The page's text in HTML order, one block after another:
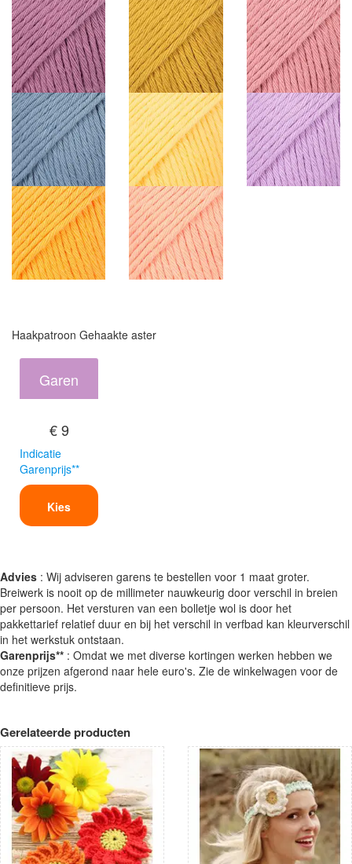
Haakpatroon Gehaakte aster
Garen
€ 9
Indicatie
Garenprijs**
Kies
Advies : Wij adviseren garens te bestellen voor 1 maat groter.
Breiwerk is nooit op de millimeter nauwkeurig door verschil in breien
per persoon. Het versturen van een bolletje wol is door het
pakkettarief relatief duur en bij het verschil in verfbad kan kleurverschil
in het werkstuk ontstaan.
Garenprijs** : Omdat we met diverse kortingen werken hebben we
onze prijzen afgerond naar hele euro's. Zie de winkelwagen voor de
definitieve prijs.
Gerelateerde producten